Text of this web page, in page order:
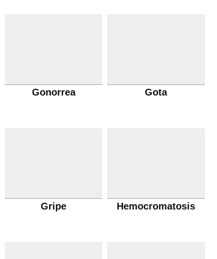
Gonorrea Gota
Gripe Hemocromatosis